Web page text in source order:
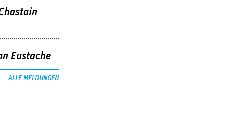
Eustache
ALLE MELDUNGEN